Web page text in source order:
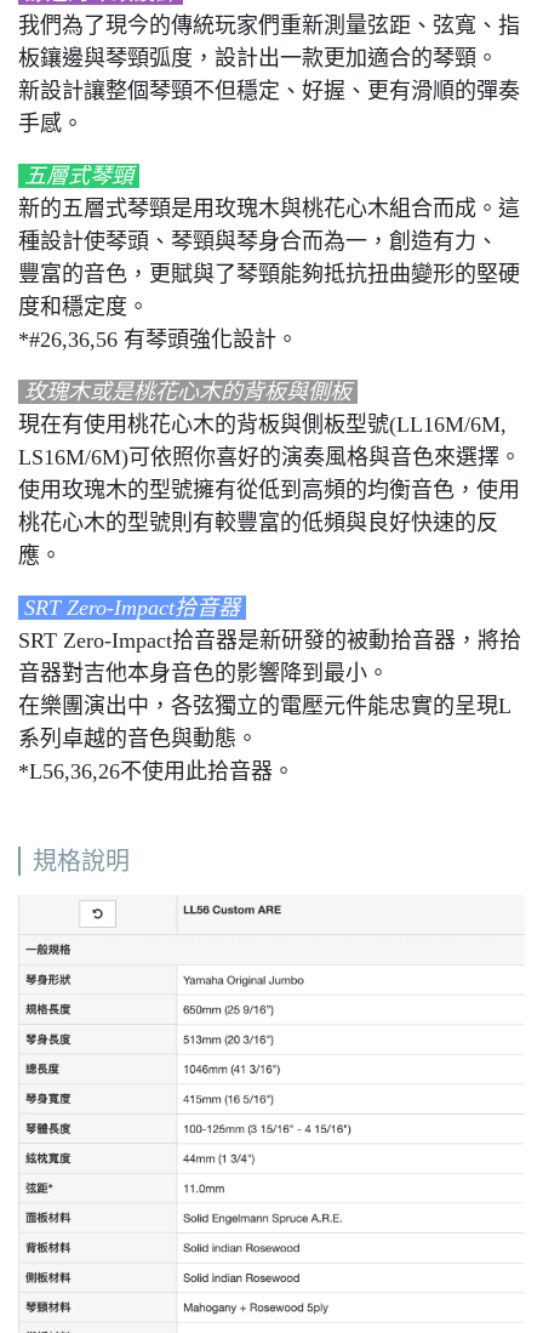
我們為了現今的傳統玩家們重新測量弦距、弦寬、指
板鑲邊與琴頸弧度，設計出一款更加適合的琴頸。
新設計讓整個琴頸不但穩定、好握、更有滑順的彈奏
手感。
五層式琴頸
新的五層式琴頸是用玫瑰木與桃花心木組合而成。這
種設計使琴頭、琴頸與琴身合而為一，創造有力、
豐富的音色，更賦與了琴頸能夠抵抗扭曲變形的堅硬
度和穩定度。
*#26,36,56 有琴頭強化設計。
玫瑰木或是桃花心木的背板與側板
現在有使用桃花心木的背板與側板型號(LL16M/6M,
LS16M/6M)可依照你喜好的演奏風格與音色來選擇。
使用玫瑰木的型號擁有從低到高頻的均衡音色，使用
桃花心木的型號則有較豐富的低頻與良好快速的反
應。
SRT Zero-Impact拾音器
SRT Zero-Impact拾音器是新研發的被動拾音器，將拾
音器對吉他本身音色的影響降到最小。
在樂團演出中，各弦獨立的電壓元件能忠實的呈現L
系列卓越的音色與動態。
*L56,36,26不使用此拾音器。
規格說明